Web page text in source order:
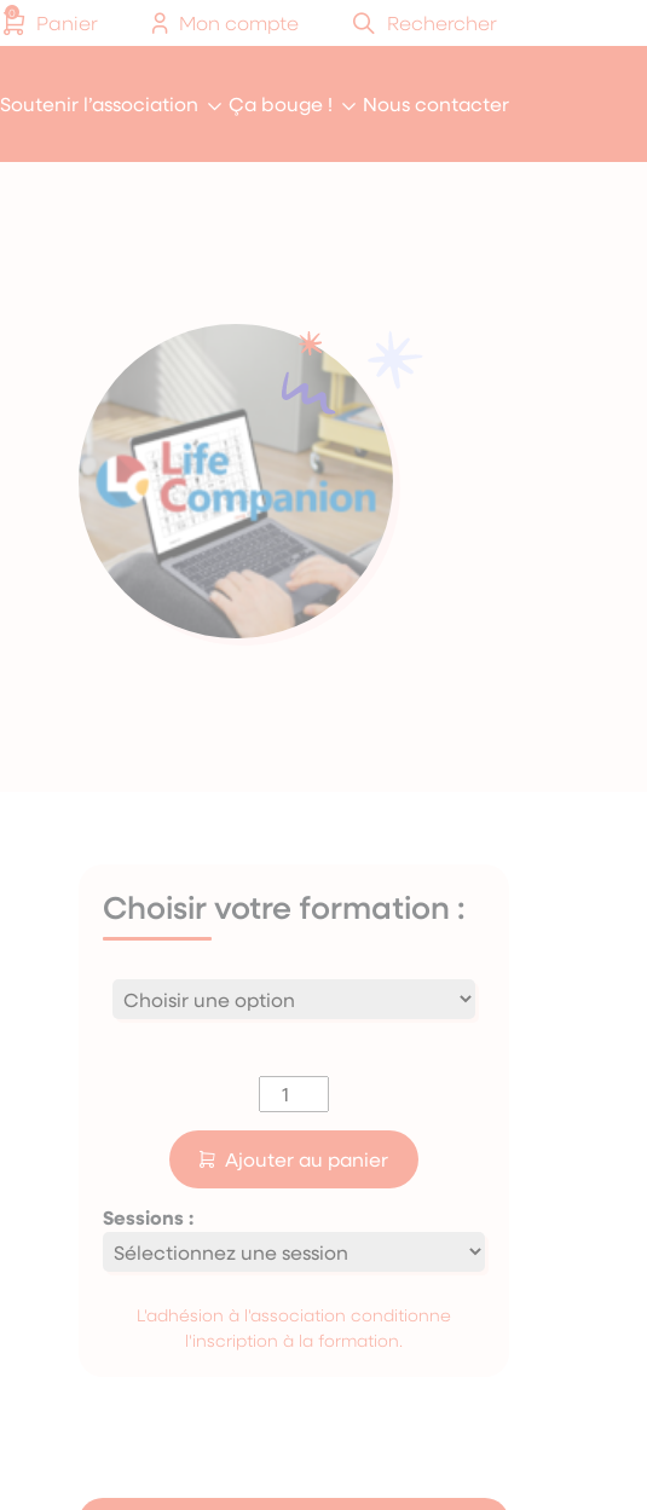
0 Panier Mon compte Rechercher
Soutenir l’association Ça bouge ! Nous contacter
Choisir votre formation :
quantité
de
LifeCompanion
Ajouter au panier
Sessions :
L'adhésion à l'association conditionne
l'inscription à la formation.